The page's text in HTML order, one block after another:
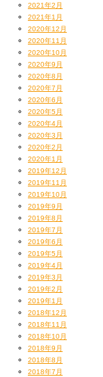
2021年2月
2021年1月
2020年12月
2020年11月
2020年10月
2020年9月
2020年8月
2020年7月
2020年6月
2020年5月
2020年4月
2020年3月
2020年2月
2020年1月
2019年12月
2019年11月
2019年10月
2019年9月
2019年8月
2019年7月
2019年6月
2019年5月
2019年4月
2019年3月
2019年2月
2019年1月
2018年12月
2018年11月
2018年10月
2018年9月
2018年8月
2018年7月